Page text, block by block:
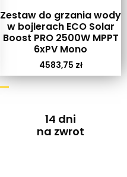
Zestaw do grzania wody
w bojlerach ECO Solar
Boost PRO 2500W MPPT
6xPV Mono
4583,75 zł
14 dni
na zwrot